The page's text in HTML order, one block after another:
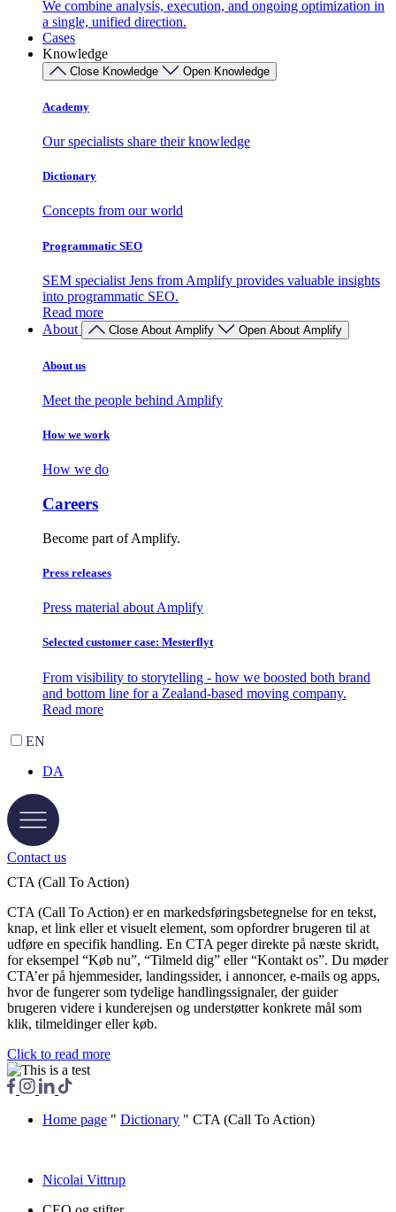
We combine analysis, execution, and ongoing optimization in
a single, unified direction.
Cases
Knowledge
Close Knowledge Open Knowledge
Academy
Our specialists share their knowledge
Dictionary
Concepts from our world
Programmatic SEO
SEM specialist Jens from Amplify provides valuable insights
into programmatic SEO.
Read more
About
Close About Amplify Open About Amplify
About us
Meet the people behind Amplify
How we work
How we do
Careers
Become part of Amplify.
Press releases
Press material about Amplify
Selected customer case: Mesterflyt
From visibility to storytelling - how we boosted both brand
and bottom line for a Zealand-based moving company.
Read more
EN
DA
Contact us
CTA (Call To Action)
CTA (Call To Action) er en markedsføringsbetegnelse for en tekst,
knap, et link eller et visuelt element, som opfordrer brugeren til at
udføre en specifik handling. En CTA peger direkte på næste skridt,
for eksempel “Køb nu”, “Tilmeld dig” eller “Kontakt os”. Du møder
CTA’er på hjemmesider, landingssider, i annoncer, e-mails og apps,
hvor de fungerer som tydelige handlingssignaler, der guider
brugeren videre i kunderejsen og understøtter konkrete mål som
klik, tilmeldinger eller køb.
Click to read more
Home page " Dictionary " CTA (Call To Action)
Nicolai Vittrup